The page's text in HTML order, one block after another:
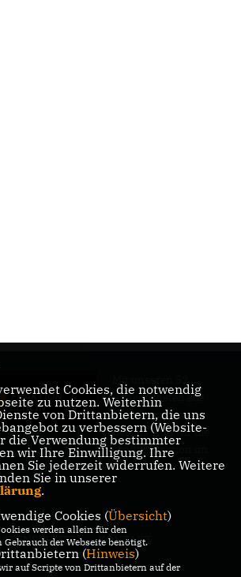
Abgeordneten aus
allen Bezirken
Berlins sind wir die
größte Fraktion im
KONTAKT
Cookies, die notwendig
zu nutzen. Weiterhin
von Drittanbietern, die uns
zu verbessern (Website-
die Verwendung bestimmter
wir Ihre Einwilligung. Ihre
Sie jederzeit widerrufen. Weitere
Sie in unserer
.
Cookies (Übersicht)
werden allein für den
der Webseite benötigt.
(Hinweis)
auf Scripte von Drittanbietern auf der